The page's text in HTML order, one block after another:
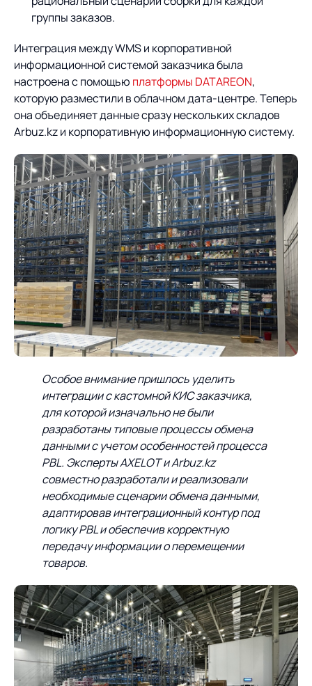
группы заказов.
Интеграция между WMS и корпоративной
информационной системой заказчика была
настроена с помощью платформы DATAREON,
которую разместили в облачном дата-центре. Теперь
она объединяет данные сразу нескольких складов
Arbuz.kz и корпоративную информационную систему.
Особое внимание пришлось уделить
интеграции с кастомной КИС заказчика,
для которой изначально не были
разработаны типовые процессы обмена
данными с учетом особенностей процесса
PBL. Эксперты AXELOT и Arbuz.kz
совместно разработали и реализовали
необходимые сценарии обмена данными,
адаптировав интеграционный контур под
логику PBL и обеспечив корректную
передачу информации о перемещении
товаров.